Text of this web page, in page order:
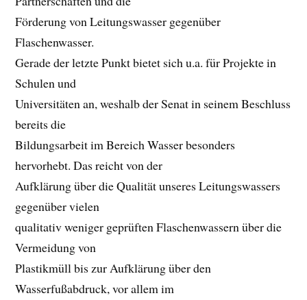
Förderung von Leitungswasser gegenüber
Flaschenwasser.
Gerade der letzte Punkt bietet sich u.a. für Projekte in
Schulen und
Universitäten an, weshalb der Senat in seinem Beschluss
bereits die
Bildungsarbeit im Bereich Wasser besonders
hervorhebt. Das reicht von der
Aufklärung über die Qualität unseres Leitungswassers
gegenüber vielen
qualitativ weniger geprüften Flaschenwassern über die
Vermeidung von
Plastikmüll bis zur Aufklärung über den
Wasserfußabdruck, vor allem im